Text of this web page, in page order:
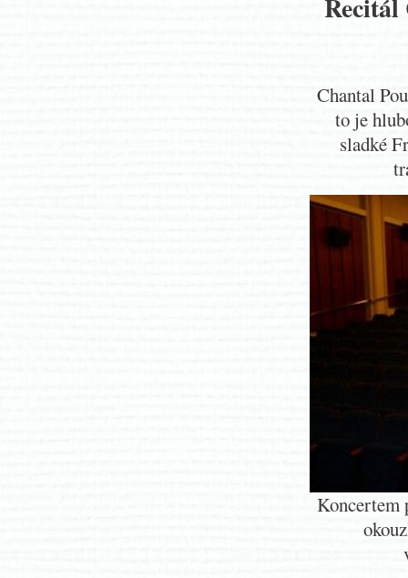
Recitál
Chantal
to je
sladké
Koncertem